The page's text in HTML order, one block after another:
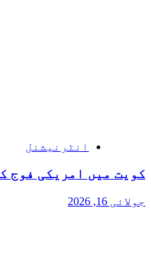
انٹرنیشنل
کویت میں امریکی فوج
جولائی 16, 2026